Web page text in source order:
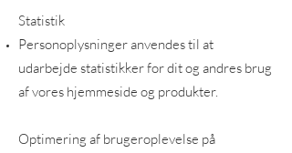
Statistik
Personoplysninger anvendes til at
udarbejde statistikker for dit og andres brug
af vores hjemmeside og produkter.
Optimering af brugeroplevelse på